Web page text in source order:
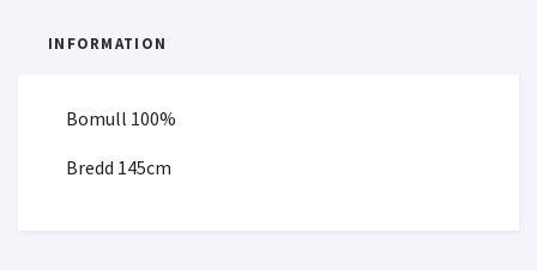
INFORMATION
Bomull 100%
Bredd 145cm